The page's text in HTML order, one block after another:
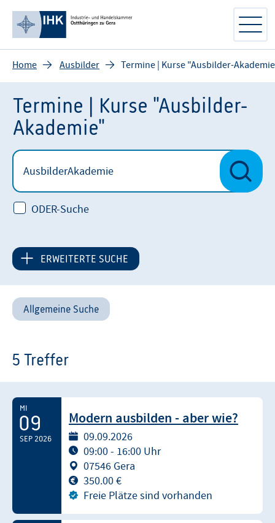
Home Ausbilder Termine | Kurse "Ausbilder-
Termine | Kurse "Ausbilder-
Akademie"
ERWEITERTE SUCHE
ODER-Suche
Allgemeine Suche
5 Treffer
MI
09
SEP 2026
Modern ausbilden - aber wie?
09.09.2026
09:00 - 16:00 Uhr
07546 Gera
350.00 €
Freie Plätze sind vorhanden